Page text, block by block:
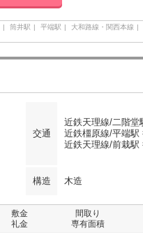
筒井駅 平端駅 大和路線・関西本線
交通
近鉄天理線/二階堂
近鉄橿原線/平端駅
近鉄天理線/前栽駅
構造 木造
敷金
礼金
間取り
専有面積